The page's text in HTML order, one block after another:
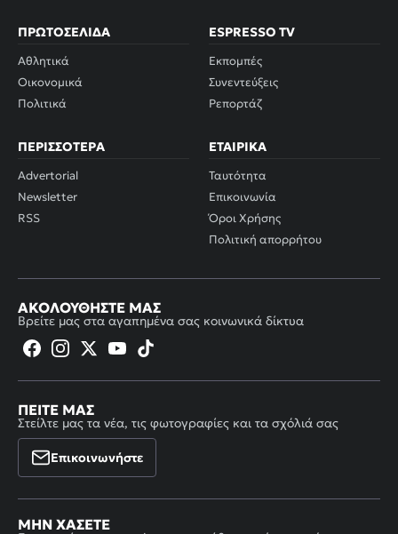
ΠΡΩΤΟΣΈΛΙΔΑ
Αθλητικά
Οικονομικά
Πολιτικά
ESPRESSO TV
Εκπομπές
Συνεντεύξεις
Ρεπορτάζ
ΠΕΡΙΣΣΌΤΕΡΑ
Advertorial
Newsletter
RSS
ΕΤΑΙΡΙΚΆ
Ταυτότητα
Επικοινωνία
Όροι Χρήσης
Πολιτική απορρήτου
ΑΚΟΛΟΥΘΉΣΤΕ ΜΑΣ
Βρείτε μας στα αγαπημένα σας κοινωνικά δίκτυα
ΠΕΊΤΕ ΜΑΣ
Στείλτε μας τα νέα, τις φωτογραφίες και τα σχόλιά σας
Επικοινωνήστε
ΜΗΝ ΧΆΣΕΤΕ